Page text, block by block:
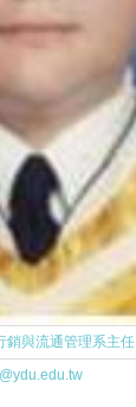
銷與流通管理系主任